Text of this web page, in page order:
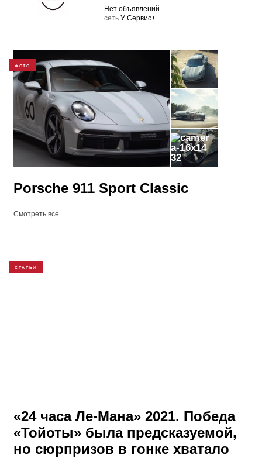
Нет объявлений
cеть У Сервис+
ФОТО
32
Porsche 911 Sport Classic
Смотреть все
СТАТЬИ
«24 часа Ле-Мана» 2021. Победа
«Тойоты» была предсказуемой,
но сюрпризов в гонке хватало